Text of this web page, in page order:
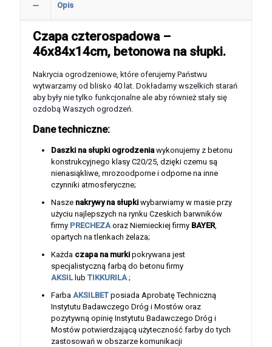
Opis
Czapa czterospadowa –
46x84x14cm, betonowa na słupki.
Nakrycia ogrodzeniowe, które oferujemy Państwu
wytwarzamy od blisko 40 lat. Dokładamy wszelkich starań
aby były nie tylko funkcjonalne ale aby również stały się
ozdobą Waszych ogrodzeń.
Dane techniczne:
Daszki na słupki ogrodzeniawykonujemy z betonu
konstrukcyjnego klasy C20/25, dzięki czemu są
nienasiąkliwe, mrozoodporne i odporne na inne
czynniki atmosferyczne;
Nasze nakrywy na słupki wybarwiamy w masie przy
użyciu najlepszych na rynku Czeskich barwników
firmy PRECHEZA oraz Niemieckiej firmy BAYER,
opartych na tlenkach żelaza;
Każda czapa na murki pokrywana jest
specjalistyczną farbą do betonu firmy
AKSIL lub TIKKURILA;
Farba AKSILBET posiada Aprobatę Techniczną
Instytutu Badawczego Dróg i Mostów oraz
pozytywną opinię Instytutu Badawczego Dróg i
Mostów potwierdzającą użyteczność farby do tych
zastosowań w obszarze komunikacji